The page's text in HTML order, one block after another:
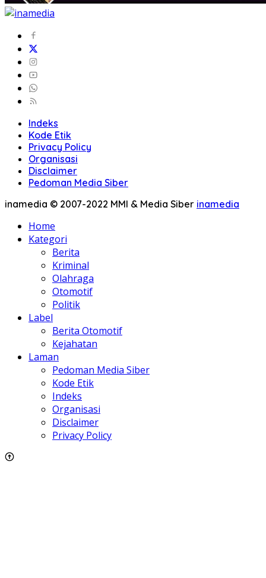
Indeks
Kode Etik
Privacy Policy
Organisasi
Disclaimer
Pedoman Media Siber
inamedia © 2007-2022 MMI & Media Siber inamedia
Home
Kategori
Berita
Kriminal
Olahraga
Otomotif
Politik
Label
Berita Otomotif
Kejahatan
Laman
Pedoman Media Siber
Kode Etik
Indeks
Organisasi
Disclaimer
Privacy Policy